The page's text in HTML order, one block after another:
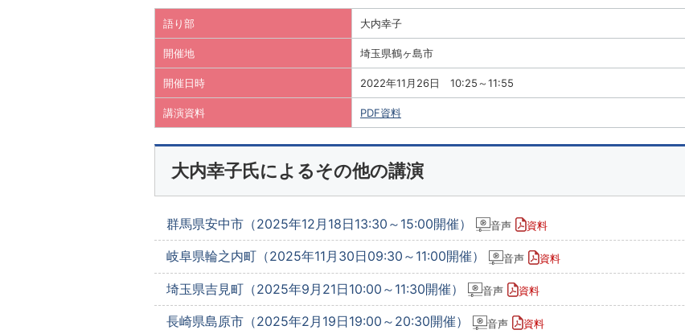
語り部 大内幸子
開催地 埼玉県鶴ヶ島市
開催日時 2022年11月26日 10:25～11:55
講演資料 PDF資料
大内幸子氏によるその他の講演
群馬県安中市（2025年12月18日13:30～15:00開催） 音声 資料
岐阜県輪之内町（2025年11月30日09:30～11:00開催） 音声 資料
埼玉県吉見町（2025年9月21日10:00～11:30開催） 音声 資料
長崎県島原市（2025年2月19日19:00～20:30開催） 音声 資料